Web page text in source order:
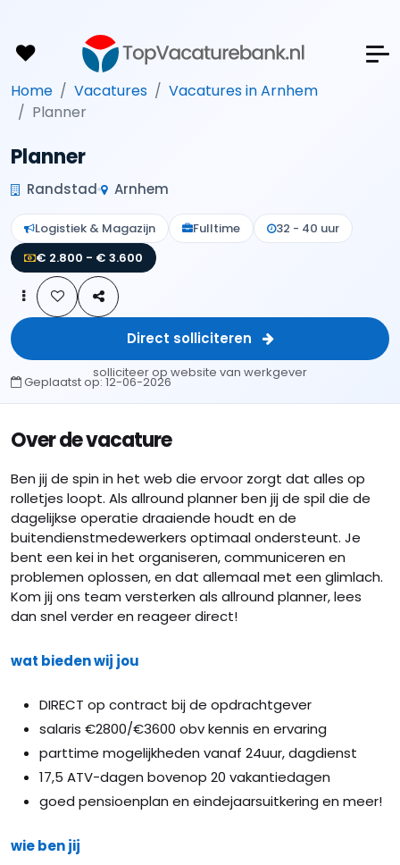
Home Vacatures
Vacatures in Arnhem
Planner
Planner
Randstad Arnhem
Logistiek & Magazijn Fulltime
32 - 40 uur
€ 2.800 - € 3.600
Direct solliciteren
solliciteer op website van werkgever
Geplaatst op:12-06-2026
Over de vacature
Ben jij de spin in het web die ervoor zorgt dat alles op
rolletjes loopt. Als allround planner ben jij de spil die de
dagelijkse operatie draaiende houdt en de
buitendienstmedewerkers optimaal ondersteunt. Je
bent een kei in het organiseren, communiceren en
problemen oplossen, en dat allemaal met een glimlach.
Kom jij ons team versterken als allround planner, lees
dan snel verder en reageer direct!
wat bieden wij jou
DIRECT op contract bij de opdrachtgever
salaris €2800/€3600 obv kennis en ervaring
parttime mogelijkheden vanaf 24uur, dagdienst
17,5 ATV-dagen bovenop 20 vakantiedagen
goed pensioenplan en eindejaarsuitkering en meer!
wie ben jij